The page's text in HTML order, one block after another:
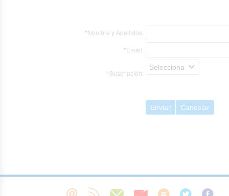
*Nombre y Apellidos:
*Email:
*Suscripción:
Selecciona
Enviar Cancelar